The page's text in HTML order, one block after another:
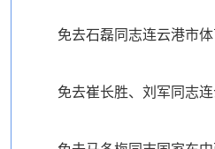
免去石磊同志连云港市体
免去崔长胜、刘军同志